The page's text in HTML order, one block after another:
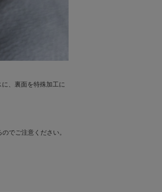
、裏面を特殊加工に
でご注意ください。